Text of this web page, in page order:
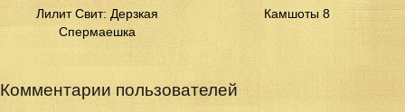
Лилит Свит: Дерзкая
Спермаешка
Камшоты 8
Комментарии пользователей